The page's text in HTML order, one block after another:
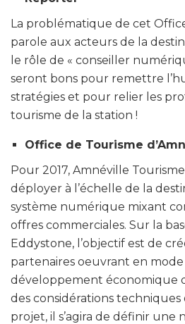
La problématique de cet
parole aux acteurs de la
le rôle de « conseiller
seront bons pour remettre
stratégies et pour relier les
tourisme de la station !
Office de Tourisme
Pour 2017, Amnéville
déployer à l’échelle de la
système numérique mixant
offres commerciales. Sur la
Eddystone, l’objectif est de
partenaires oeuvrant en
développement économique
des considérations
projet, il s’agira de définir une